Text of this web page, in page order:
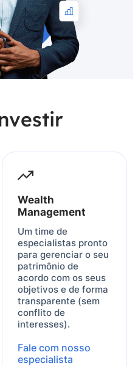
Wealth
Management
Um time de
especialistas pronto
para gerenciar o seu
patrimônio de
acordo com os seus
objetivos e de forma
transparente (sem
conflito de
interesses).
Fale com nosso
especialista